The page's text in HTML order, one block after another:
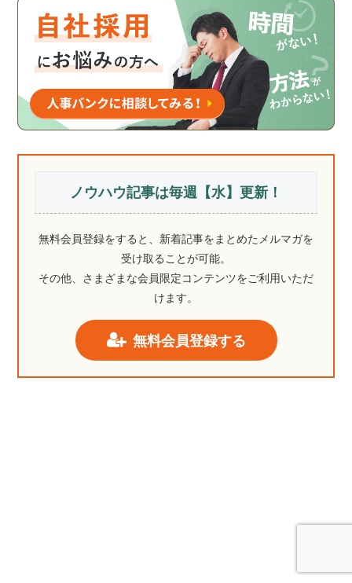
ノウハウ記事は毎週【水】更新！
無料会員登録をすると、新着記事をまとめたメルマガを
受け取ることが可能。
その他、さまざまな会員限定コンテンツをご利用いただ
けます。
無料会員登録する